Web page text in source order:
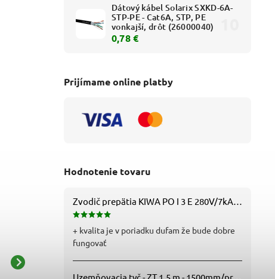
Dátový kábel Solarix SXKD-6A-
STP-PE - Cat6A, STP, PE
vonkajší, drôt (26000040)
0,78 €
Prijímame online platby
Hodnotenie tovaru
+ kvalita je v poriadku dufam že bude dobre
fungovať
Uzemňovacia tyč - ZT 1,5 m - 1500mm/pr.25mm - Fe/Zn - f712112